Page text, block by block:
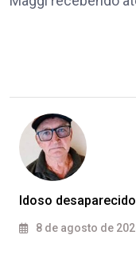
Idoso
8 de agosto de